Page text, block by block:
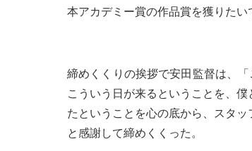
本アカデミー賞の作品賞を獲りたい
締めくくりの挨拶で安田監督は、
こういう日が来るということを、
たということを心の底から、スタ
と感謝して締めくくった。